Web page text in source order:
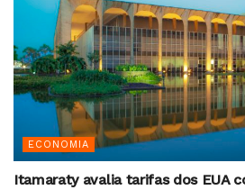
ECONOMIA
Itamaraty avalia tarifas dos EUA